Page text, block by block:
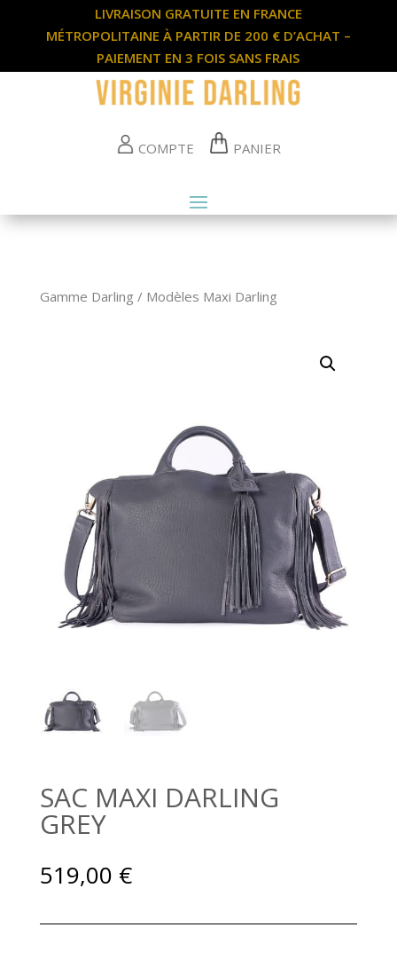
LIVRAISON GRATUITE EN FRANCE
MÉTROPOLITAINE À PARTIR DE 200 € D’ACHAT –
PAIEMENT EN 3 FOIS SANS FRAIS
COMPTE PANIER
Gamme Darling / Modèles Maxi Darling
SAC MAXI DARLING
GREY
519,00 €